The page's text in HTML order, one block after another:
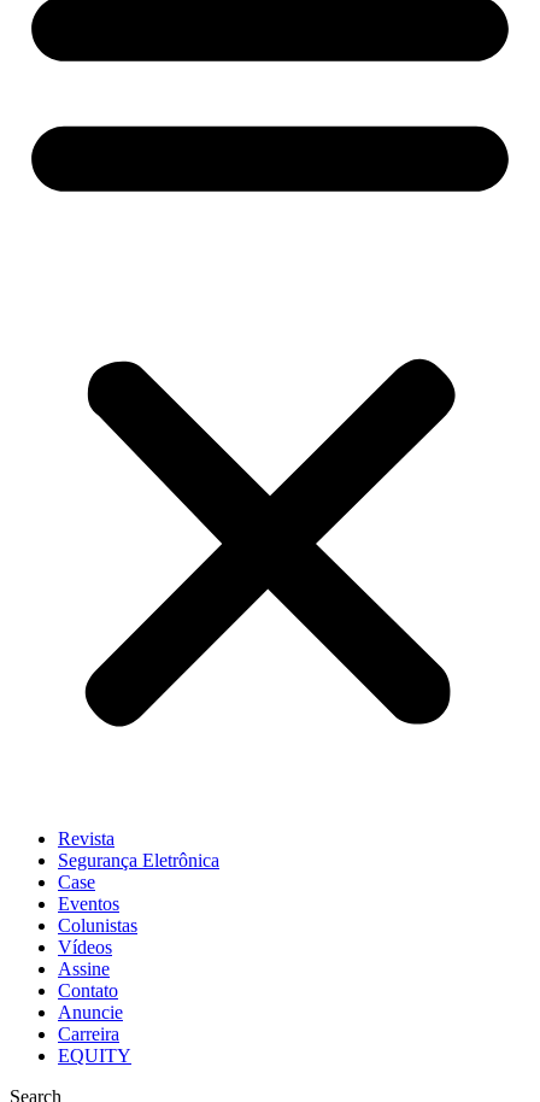
Revista
Segurança Eletrônica
Case
Eventos
Colunistas
Vídeos
Assine
Contato
Anuncie
Carreira
EQUITY
Search